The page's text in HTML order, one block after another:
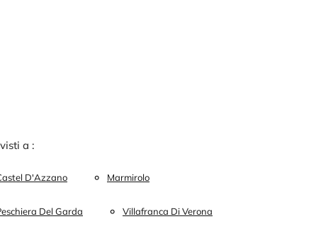
a :
D'Azzano Marmirolo
Del Garda Villafranca Di Verona